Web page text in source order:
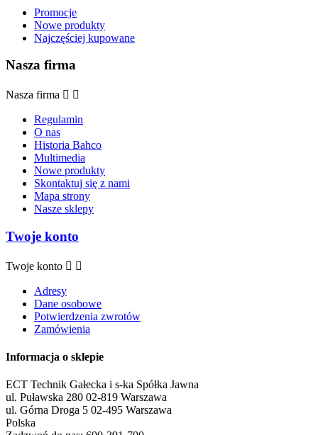
Promocje
Nowe produkty
Najczęściej kupowane
Nasza firma
Nasza firma  
Regulamin
O nas
Historia Bahco
Multimedia
Nowe produkty
Skontaktuj się z nami
Mapa strony
Nasze sklepy
Twoje konto
Twoje konto  
Adresy
Dane osobowe
Potwierdzenia zwrotów
Zamówienia
Informacja o sklepie
ECT Technik Gałecka i s-ka Spółka Jawna
ul. Puławska 280 02-819 Warszawa
ul. Górna Droga 5 02-495 Warszawa
Polska